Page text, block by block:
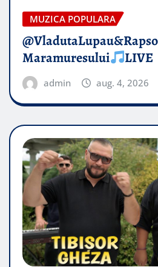
MUZICA POPULARA
Maramuresului
LIVE
admin aug. 4, 2026